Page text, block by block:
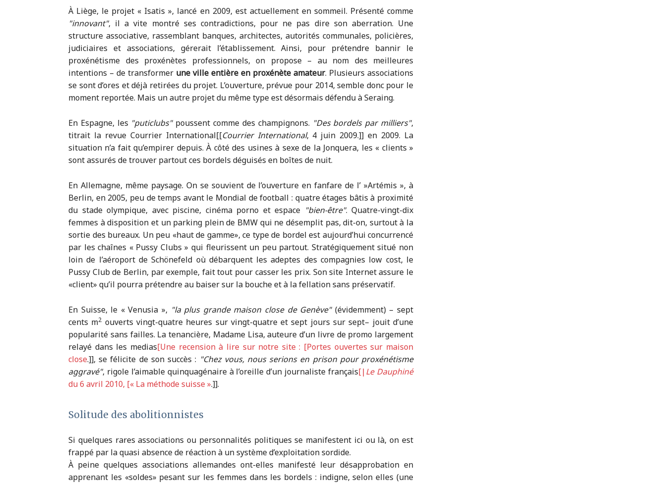
À Liège, le projet « Isatis », lancé en 2009, est actuellement en sommeil. Présenté comme
innovant , il a vite montré ses contradictions, pour ne pas dire son aberration. Une
structure associative, rassemblant banques, architectes, autorités communales, policières,
judiciaires et associations, gérerait l’établissement. Ainsi, pour prétendre bannir le
proxénétisme des proxénètes professionnels, on propose – au nom des meilleures
intentions – de transformer une ville entière en proxénète amateur. Plusieurs associations
se sont d’ores et déjà retirées du projet. L’ouverture, prévue pour 2014, semble donc pour le
moment reportée. Mais un autre projet du même type est désormais défendu à Seraing.
En Espagne, les puticlubs poussent comme des champignons. Des bordels par milliers ,
titrait la revue Courrier International[[Courrier International, 4 juin 2009.]] en 2009. La
situation n’a fait qu’empirer depuis. À côté des usines à sexe de la Jonquera, les « clients »
sont assurés de trouver partout ces bordels déguisés en boîtes de nuit.
En Allemagne, même paysage. On se souvient de l’ouverture en fanfare de l’ »Artémis », à
Berlin, en 2005, peu de temps avant le Mondial de football : quatre étages bâtis à proximité
du stade olympique, avec piscine, cinéma porno et espace
bien-être . Quatre-vingt-dix
femmes à disposition et un parking plein de BMW qui ne désemplit pas, dit-on, surtout à la
sortie des bureaux. Un peu «haut de gamme», ce type de bordel est aujourd’hui concurrencé
par les chaînes « Pussy Clubs » qui fleurissent un peu partout. Stratégiquement situé non
loin de l’aéroport de Schönefeld où débarquent les adeptes des compagnies low cost, le
Pussy Club de Berlin, par exemple, fait tout pour casser les prix. Son site Internet assure le
«client» qu’il pourra prétendre au baiser sur la bouche et à la fellation sans préservatif.
En Suisse, le « Venusia », la plus grande maison close de Genève (évidemment) – sept
cents m2 ouverts vingt-quatre heures sur vingt-quatre et sept jours sur sept– jouit d’une
popularité sans failles. La tenancière, Madame Lisa, auteure d’un livre de promo largement
relayé dans les medias[Une recension à lire sur notre site : [Portes ouvertes sur maison
close.]], se félicite de son succès :
Chez vous, nous serions en prison pour proxénétisme
aggravé , rigole l’aimable quinquagénaire à l’oreille d’un journaliste français[|Le Dauphiné
du 6 avril 2010, [« La méthode suisse ».]].
Solitude des abolitionnistes
Si quelques rares associations ou personnalités politiques se manifestent ici ou là, on est
frappé par la quasi absence de réaction à un système d’exploitation sordide.
À peine quelques associations allemandes ont-elles manifesté leur désapprobation en
apprenant les «soldes» pesant sur les femmes dans les bordels : indigne, selon elles (une